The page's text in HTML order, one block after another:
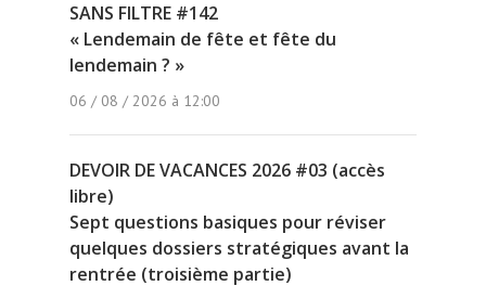
SANS FILTRE #142
« Lendemain de fête et fête du
lendemain ? »
06 / 08 / 2026 à 12:00
DEVOIR DE VACANCES 2026 #03 (accès
libre)
Sept questions basiques pour réviser
quelques dossiers stratégiques avant la
rentrée (troisième partie)